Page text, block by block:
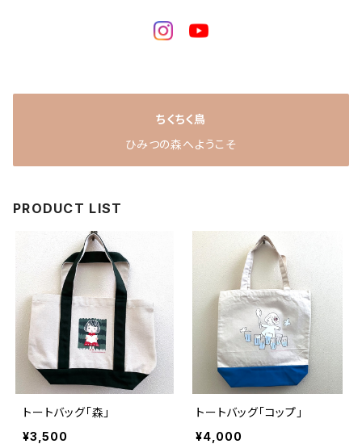
ちくちく鳥
ひみつの森へようこそ
PRODUCT LIST
トートバッグ「森」
¥3,500
トートバッグ「コップ」
¥4,000